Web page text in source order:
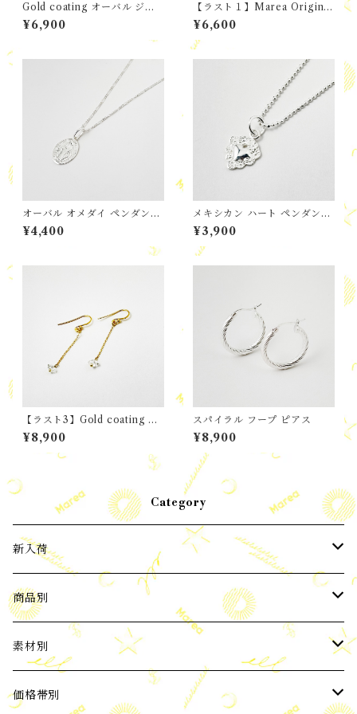
Gold coating オーバル ジル
コニア スタッド ピアス
¥6,900
【ラスト１】Marea Original
個性的シルバーフレーム＆タ
ーコイズフックピアス
¥6,600
オーバル オメダイ ペンダント
with Marea チェーン
¥4,400
メキシカン ハート ペンダン
ト
¥3,900
【ラスト3】Gold coating ハ
ーキマーダイヤモンド ロング
フック ピアス
¥8,900
スパイラル フープ ピアス
¥8,900
Category
新入荷
2024年3月新入荷
2024年4月新入荷
2024年5月新入荷
商品別
ピアス
イヤーカフ
素材別
パール
価格帯別